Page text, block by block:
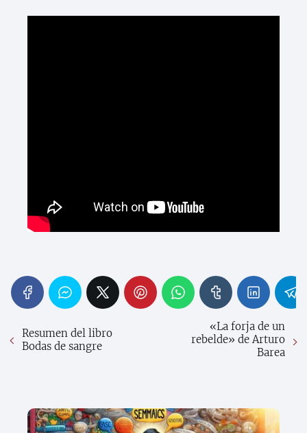
Resumen del libro
Bodas de sangre
«La forja de un
rebelde» de Arturo
Barea